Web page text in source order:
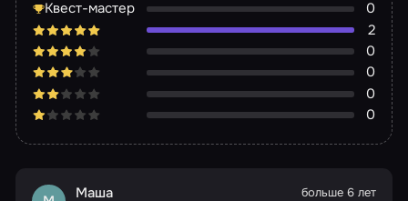
Квест-мастер
0
2
0
0
0
0
Маша
больше 6 лет